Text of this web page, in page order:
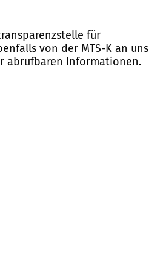
für
von der MTS-K an uns
abrufbaren Informationen.